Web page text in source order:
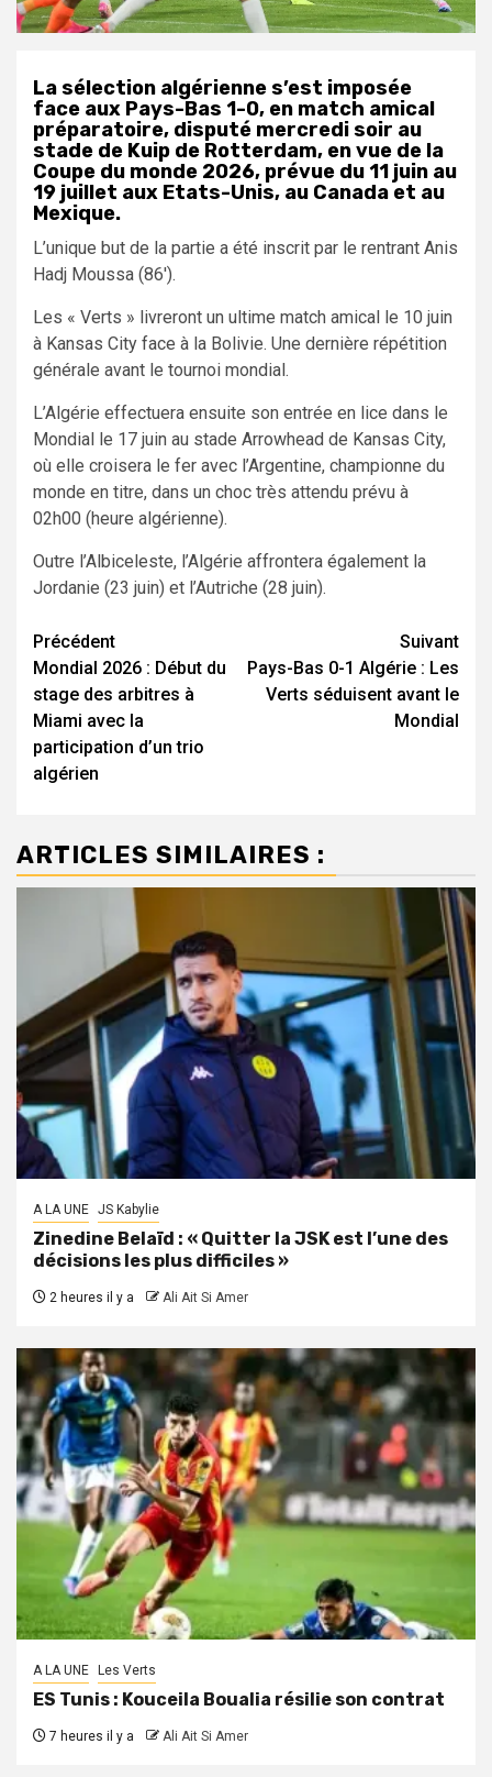
La sélection algérienne s’est imposée
face aux Pays-Bas 1-0, en match amical
préparatoire, disputé mercredi soir au
stade de Kuip de Rotterdam, en vue de la
Coupe du monde 2026, prévue du 11 juin au
19 juillet aux Etats-Unis, au Canada et au
Mexique.
L’unique but de la partie a été inscrit par le rentrant Anis
Hadj Moussa (86′).
Les « Verts » livreront un ultime match amical le 10 juin
à Kansas City face à la Bolivie. Une dernière répétition
générale avant le tournoi mondial.
L’Algérie effectuera ensuite son entrée en lice dans le
Mondial le 17 juin au stade Arrowhead de Kansas City,
où elle croisera le fer avec l’Argentine, championne du
monde en titre, dans un choc très attendu prévu à
02h00 (heure algérienne).
Outre l’Albiceleste, l’Algérie affrontera également la
Jordanie (23 juin) et l’Autriche (28 juin).
Navigation
d’article
Précédent
Mondial 2026 : Début du
stage des arbitres à
Miami avec la
participation d’un trio
algérien
Suivant
Pays-Bas 0-1 Algérie : Les
Verts séduisent avant le
Mondial
ARTICLES SIMILAIRES :
A LA UNE JS Kabylie
Zinedine Belaïd : « Quitter la JSK est l’une des
décisions les plus difficiles »
2 heures il y a Ali Ait Si Amer
A LA UNE Les Verts
ES Tunis : Kouceila Boualia résilie son contrat
7 heures il y a Ali Ait Si Amer